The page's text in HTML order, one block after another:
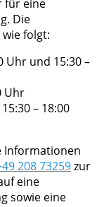
für eine
Die
folgt:
Uhr und 15:30 –
Uhr
– 18:00
Informationen
208 73259zur
eine
sowie eine